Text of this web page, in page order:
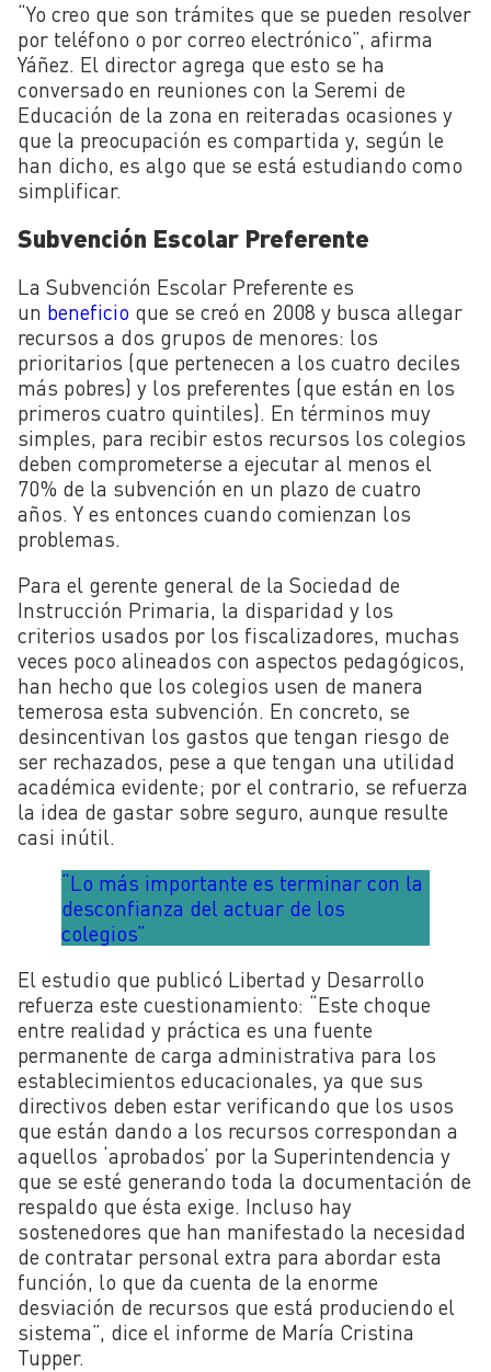
“Yo creo que son trámites que se pueden resolver
por teléfono o por correo electrónico”, afirma
Yáñez. El director agrega que esto se ha
conversado en reuniones con la Seremi de
Educación de la zona en reiteradas ocasiones y
que la preocupación es compartida y, según le
han dicho, es algo que se está estudiando como
simplificar.
Subvención Escolar Preferente
La Subvención Escolar Preferente es
un beneficio que se creó en 2008 y busca allegar
recursos a dos grupos de menores: los
prioritarios (que pertenecen a los cuatro deciles
más pobres) y los preferentes (que están en los
primeros cuatro quintiles). En términos muy
simples, para recibir estos recursos los colegios
deben comprometerse a ejecutar al menos el
70% de la subvención en un plazo de cuatro
años. Y es entonces cuando comienzan los
problemas.
Para el gerente general de la Sociedad de
Instrucción Primaria, la disparidad y los
criterios usados por los fiscalizadores, muchas
veces poco alineados con aspectos pedagógicos,
han hecho que los colegios usen de manera
temerosa esta subvención. En concreto, se
desincentivan los gastos que tengan riesgo de
ser rechazados, pese a que tengan una utilidad
académica evidente; por el contrario, se refuerza
la idea de gastar sobre seguro, aunque resulte
casi inútil.
“Lo más importante es terminar con la
desconfianza del actuar de los
colegios”
El estudio que publicó Libertad y Desarrollo
refuerza este cuestionamiento: “Este choque
entre realidad y práctica es una fuente
permanente de carga administrativa para los
establecimientos educacionales, ya que sus
directivos deben estar verificando que los usos
que están dando a los recursos correspondan a
aquellos ‘aprobados’ por la Superintendencia y
que se esté generando toda la documentación de
respaldo que ésta exige. Incluso hay
sostenedores que han manifestado la necesidad
de contratar personal extra para abordar esta
función, lo que da cuenta de la enorme
desviación de recursos que está produciendo el
sistema”, dice el informe de María Cristina
Tupper.